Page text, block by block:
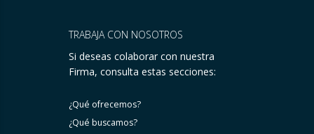
TRABAJA CON NOSOTROS
Si deseas colaborar con nuestra
Firma, consulta estas secciones:
¿Qué ofrecemos?
¿Qué buscamos?